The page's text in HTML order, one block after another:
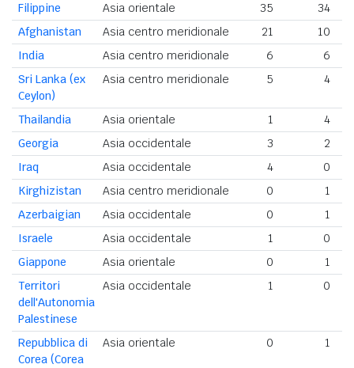
Filippine
Asia orientale 35
34
Afghanistan
Asia centro meridionale 21
10
India
Asia centro meridionale 6
6
Sri Lanka (ex
Ceylon)
Asia centro meridionale 5 4
Thailandia Asia orientale 1
4
Georgia
Asia occidentale 3
2
Iraq
Asia occidentale 4
0
Kirghizistan
Asia centro meridionale 0
1
Azerbaigian
Asia occidentale 0
1
Israele
Asia occidentale 1
0
Giappone
Asia orientale 0
1
Territori
dell'Autonomia
Palestinese
Asia occidentale 1 0
Repubblica di
Corea (Corea
Asia orientale 0 1